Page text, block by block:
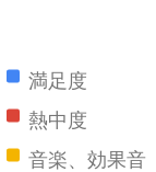
満足度
熱中度
音楽、効果音